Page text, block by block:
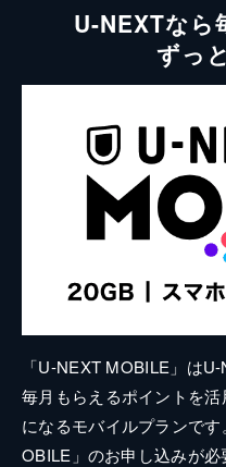
U-NEXTなら
ずっ
「U-NEXT MOBILE」は
毎月もらえるポイントを
になるモバイルプランで
OBILE」のお申し込みが必